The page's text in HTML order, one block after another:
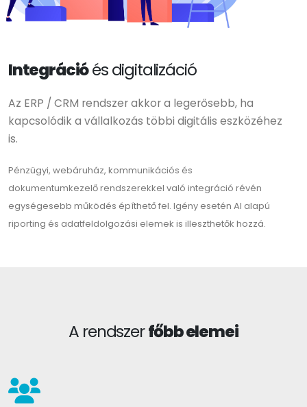
Integrációés digitalizáció
Az ERP / CRM rendszer akkor a legerősebb, ha
kapcsolódik a vállalkozás többi digitális eszközéhez
is.
Pénzügyi, webáruház, kommunikációs és
dokumentumkezelő rendszerekkel való integráció révén
egységesebb működés építhető fel. Igény esetén AI alapú
riporting és adatfeldolgozási elemek is illeszthetők hozzá.
A rendszerfőbb elemei